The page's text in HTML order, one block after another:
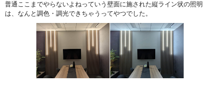
普通ここまでやらないよねっていう壁面に施された縦ライン状の照明
は、なんと調色・調光できちゃうってやつでした。